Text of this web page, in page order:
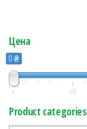
Цена
0 ₴
0 525
Product categories